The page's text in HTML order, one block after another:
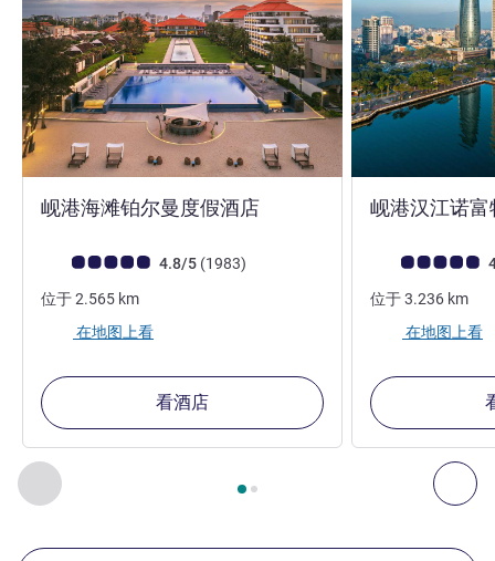
上一个 - 我们在附近的其他酒店 下
第 1页，共 , 我们在附近的其他酒店 1 :, 我们在附近的
岘港海滩铂尔曼度假酒店5 星
客户意见评级 (ALL 评级)
4.8/5 (1983评论
)
位于2.565 km
在地图上看
看酒店
岘港汉江诺
客户意见评级
位于3.236 km
在地图上看